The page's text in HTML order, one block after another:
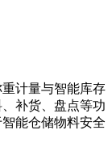
计量与智能库存
货、盘点等功
能仓储物料安全